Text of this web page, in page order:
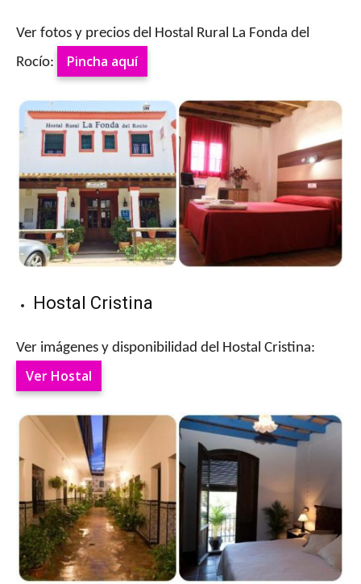
Ver fotos y precios del Hostal Rural La Fonda del
Rocío:
Pincha aquí
Hostal Cristina
Ver imágenes y disponibilidad del Hostal Cristina:
Ver Hostal